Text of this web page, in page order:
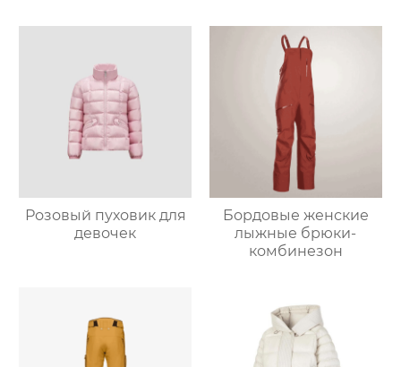
Розовый пуховик для
девочек
Бордовые женские
лыжные брюки-
комбинезон